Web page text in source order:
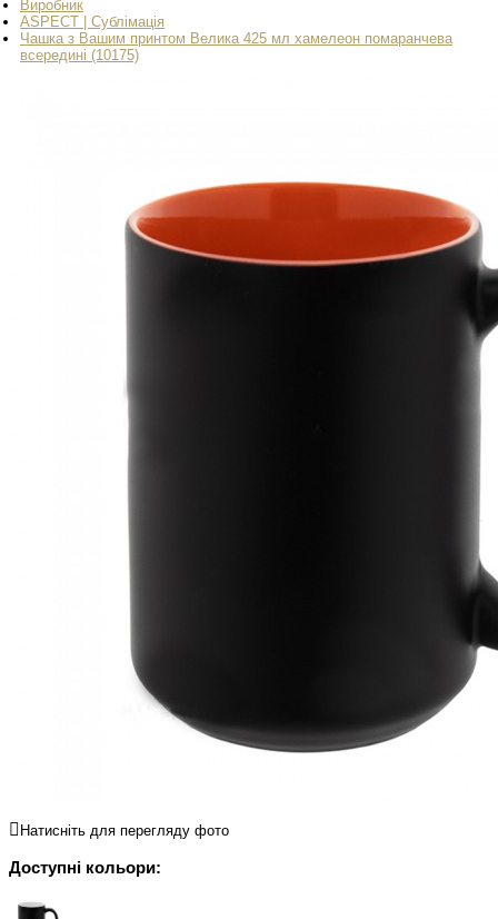
Виробник
ASPECT | Сублімація
Чашка з Вашим принтом Велика 425 мл хамелеон помаранчева
всередині (10175)
Натисніть для перегляду фото
Доступні кольори: